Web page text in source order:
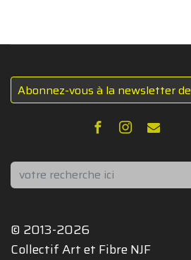
Abonnez-vous à la newsletter
Rechercher
© 2013-2026
Collectif Art et Fibre NJF